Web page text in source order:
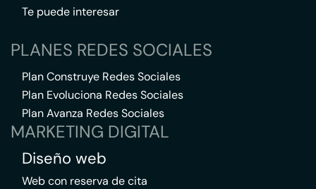
Te puede interesar
PLANES REDES SOCIALES
Plan Construye Redes Sociales
Plan Evoluciona Redes Sociales
Plan Avanza Redes Sociales
MARKETING DIGITAL
Diseño web
Web con reserva de cita